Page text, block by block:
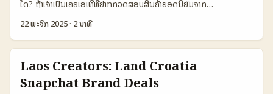
ໃຊ້ໃນ outreach ແລະ production. ...
ເຊື່ອມຕໍ່ໃນການໂພສ promotion ຂອງ creators ທີ່ມີ Disney Plus
interests (ComingSoon, 2025). 📊 ຕາຕະລາງ Data Snapshot
YouTube 👥 Monthly Active (Côte d’Ivoire) 1.200.000
900.000 650.000 📈 Discovery Ease High Very High Medium
💬 Creator Format Short posts, reels Short viral clips,
dances Long-form vlogs 🔎 Disney Plus–Related Tags
ໃດ? ຖ້າເຈົ້າເປັນເຄຣເອເທີທີ່ຢາກກວດສອບສິນຄ້າຍອດນິຍົມຈາກ
ບຣານດ໌ບັວລຽຍໂດຍການຕິດຕໍ່ຜ່ານ Line — ບົດນີ້ສະຫຼຸບຂັ້ນຕອນຂາດເປັນ,
ກິດຈະກໍາທີ່ຕ້ອງເຮັດ, ແລະຕົວຢ່າງທີ່ເໝາະສົມເພື່ອເຮັດໃຫ້ brand ສົນໃຈຈົນຢືນ
ຍັນສະຫຼຸບການຮ່ວມງານ. ທີ່ສໍາຄັນ: ບຣານດ໌ຫຼາຍໆ (ເຊັ່ນ luxury ເຊັ່ນ Saint
ເພື່ອຜູ່ເດີນທາງ) ມັກມີການສື່ສານຜ່ານດິຈິຕອນທີ່ສ່ວນບຸກເພື່ອໃຫ້ບໍລິການ
ສ່ວນຕົວ — ນີ້ຕອງໃຊ້ strategy ທີ່ລົງຕົວແລະມີຄ່າ. ຈຶ່ງບໍ່ພຽງທີ່ຈະສົ່ງຂໍ້ຄວາມ;
22 ພະຈິກ 2025· 2 ນາທີ
Laos Creators: Land Croatia
Snapchat Brand Deals